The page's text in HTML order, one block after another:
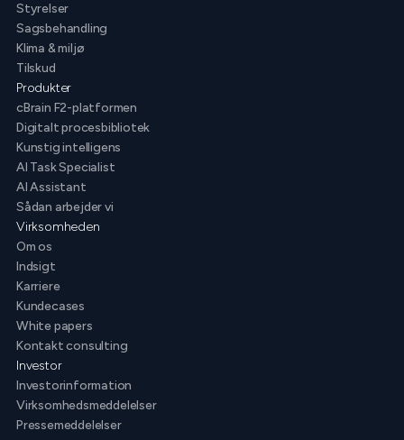
Styrelser
Sagsbehandling
Klima & miljø
Tilskud
Produkter
cBrain F2-platformen
Digitalt procesbibliotek
Kunstig intelligens
AI Task Specialist
AI Assistant
Sådan arbejder vi
Virksomheden
Om os
Indsigt
Karriere
Kundecases
White papers
Kontakt consulting
Investor
Investorinformation
Virksomhedsmeddelelser
Pressemeddelelser